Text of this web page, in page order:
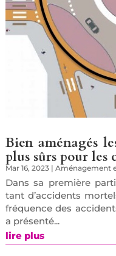
Bien aménagés
plus sûrs pour les
Mar 16, 2023| Aménagement
Dans sa première
tant d’accidents
fréquence des
a présenté...
lire plus